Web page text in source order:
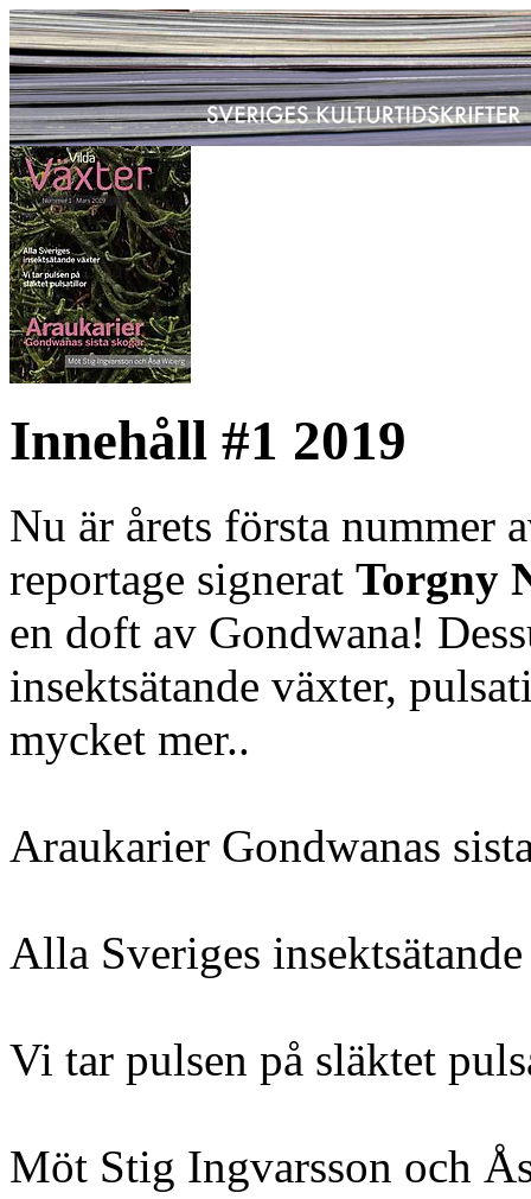
Innehåll #1 2019
Nu är årets första nummer
reportage signerat Torgny
en doft av Gondwana!
insektsätande växter,
mycket mer..
Araukarier Gondwanas
Alla Sveriges
Vi tar pulsen på släktet
Möt Stig Ingvarsson och